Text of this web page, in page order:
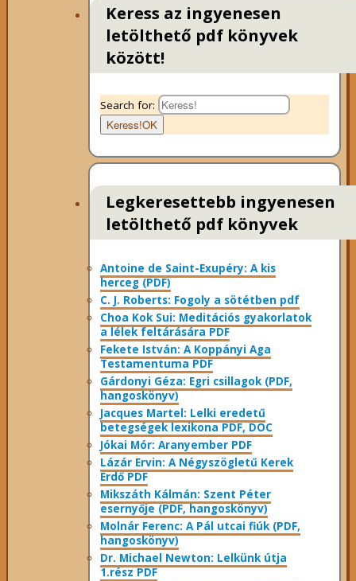
Keress az ingyenesen
letölthető pdf könyvek
között!
Search for:
Keress!OK
Legkeresettebb ingyenesen
letölthető pdf könyvek
Antoine de Saint-Exupéry: A kis
herceg (PDF)
C. J. Roberts: Fogoly a sötétben pdf
Choa Kok Sui: Meditációs gyakorlatok
a lélek feltárására PDF
Fekete István: A Koppányi Aga
Testamentuma PDF
Gárdonyi Géza: Egri csillagok (PDF,
hangoskönyv)
Jacques Martel: Lelki eredetű
betegségek lexikona PDF, DOC
Jókai Mór: Aranyember PDF
Lázár Ervin: A Négyszögletű Kerek
Erdő PDF
Mikszáth Kálmán: Szent Péter
esernyője (PDF, hangoskönyv)
Molnár Ferenc: A Pál utcai fiúk (PDF,
hangoskönyv)
Dr. Michael Newton: Lelkünk útja
1.rész PDF